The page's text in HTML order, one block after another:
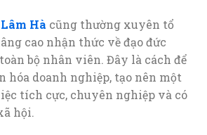
Hà cũng thường xuyên tổ
cao nhận thức về đạo đức
bộ nhân viên. Đây là cách để
hóa doanh nghiệp, tạo nên một
tích cực, chuyên nghiệp và có
hội.